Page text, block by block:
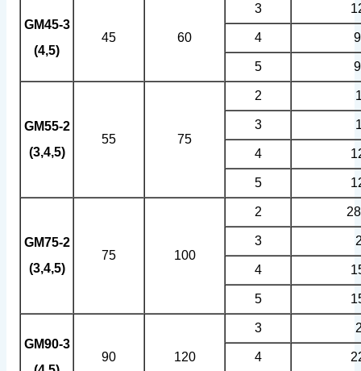
GM45-3
(4,5)
45 60
3
4
5
GM55-2
(3,4,5)
55 75
2
3
4
5
GM75-2
(3,4,5)
75 100
2
3
4
5
GM90-3
90 120
3
4